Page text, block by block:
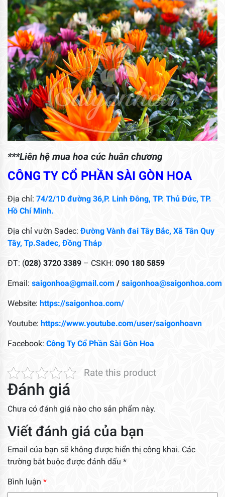
***Liên hệ mua hoa cúc huân chương
CÔNG TY CỔ PHẦN SÀI GÒN HOA
Địa chỉ: 74/2/1D đường 36,P. Linh Đông, TP. Thủ Đức, TP.
Hồ Chí Minh.
Địa chỉ vườn Sadec:Đường Vành đai Tây Bắc, Xã Tân Quy
Tây, Tp.Sadec, Đồng Tháp
ĐT: (028) 3720 3389 – CSKH: 090 180 5859
Email: saigonhoa@gmail.com / saigonhoa@saigonhoa.com
Website: https://saigonhoa.com/
Youtube: https://www.youtube.com/user/saigonhoavn
Facebook: Công Ty Cổ Phần Sài Gòn Hoa
Rate this product
Đánh giá
Chưa có đánh giá nào cho sản phẩm này.
Viết đánh giá của bạn
Email của bạn sẽ không được hiển thị công khai. Các
trường bắt buộc được đánh dấu *
Bình luận *